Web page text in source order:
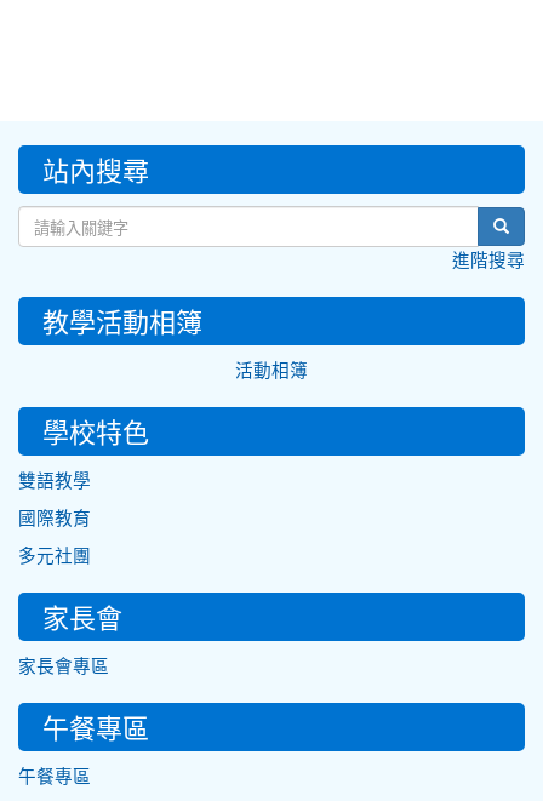
::: 站內搜尋
進階搜尋
教學活動相簿
活動相簿
學校特色
雙語教學
國際教育
多元社團
家長會
家長會專區
午餐專區
午餐專區